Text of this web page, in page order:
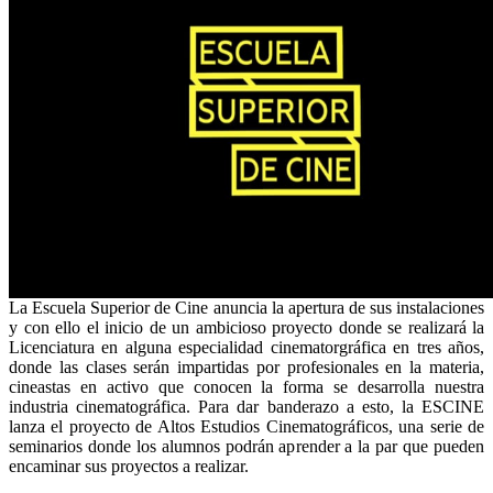
La Escuela Superior de Cine anuncia la apertura de sus instalaciones
y con ello el inicio de un ambicioso proyecto donde se realizará la
Licenciatura en alguna especialidad cinematorgráfica en tres años,
donde las clases serán impartidas por profesionales en la materia,
cineastas en activo que conocen la forma se desarrolla nuestra
industria cinematográfica. Para dar banderazo a esto, la ESCINE
lanza el proyecto de Altos Estudios Cinematográficos, una serie de
seminarios donde los alumnos podrán aprender a la par que pueden
encaminar sus proyectos a realizar.